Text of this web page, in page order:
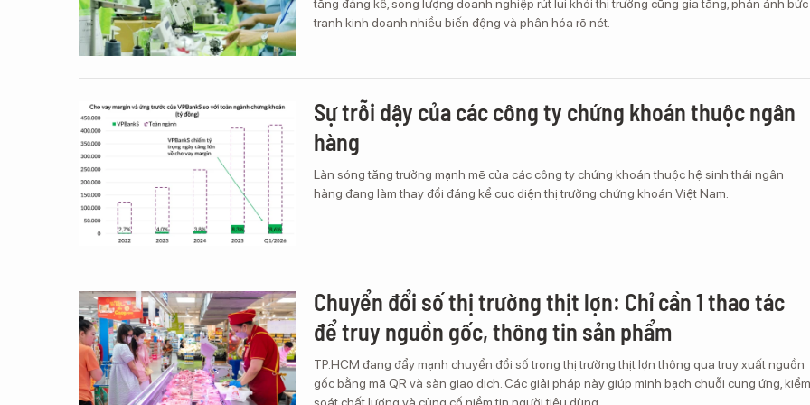
tăng đáng kể, song lượng doanh nghiệp rút lui khỏi thị trường cũng gia tăng, phản ánh bức
tranh kinh doanh nhiều biến động và phân hóa rõ nét.
Sự trỗi dậy của các công ty chứng khoán thuộc ngân
hàng
Làn sóng tăng trưởng mạnh mẽ của các công ty chứng khoán thuộc hệ sinh thái ngân
hàng đang làm thay đổi đáng kể cục diện thị trường chứng khoán Việt Nam.
Chuyển đổi số thị trường thịt lợn: Chỉ cần 1 thao tác
để truy nguồn gốc, thông tin sản phẩm
TP.HCM đang đẩy mạnh chuyển đổi số trong thị trường thịt lợn thông qua truy xuất nguồn
gốc bằng mã QR và sàn giao dịch. Các giải pháp này giúp minh bạch chuỗi cung ứng, kiểm